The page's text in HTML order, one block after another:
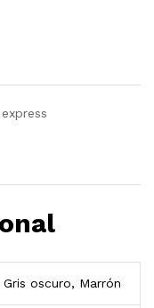
oscuro, Marrón